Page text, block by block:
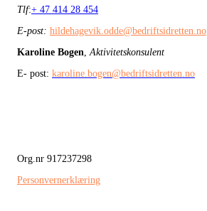
Tlf:+ 47 414 28 454
E-post: hildehagevik.odde@bedriftsidretten.no
Karoline Bogen Aktivitetskonsulent
E- post: karoline.bogen@bedriftsidretten.no
Org.nr 917237298
Personvernerklæring